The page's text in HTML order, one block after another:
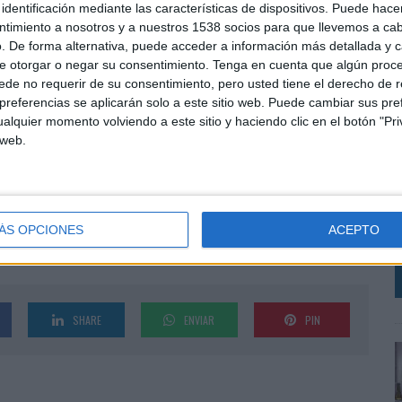
mediante las características de dispositivos. Puede
a nosotros y a nuestros 1538 socios para que llevemos a
De forma alternativa, puede acceder a información más detallada y
otorgar o negar su consentimiento. Tenga en cuenta que algún
no requerir de su consentimiento, pero usted tiene el derecho de
se aplicarán solo a este sitio web. Puede cambiar sus
momento volviendo a este sitio y haciendo clic en el botón
OPCIONES ACEPTO
añadida: contar mejor lo que hacen, acercarlo a la
lejos”, señala María Martín-Oar, chief growth &
de la comunicación de la entidad.
y una lectura muy precisa del contexto. En
social de una entidad histórica sin perder
acompaña cada día”, añade Martín-Oar.
Paúl permite a After desarrollar un trabajo de
social, enfoque territorial y presencia
SHARE ENVIAR PIN